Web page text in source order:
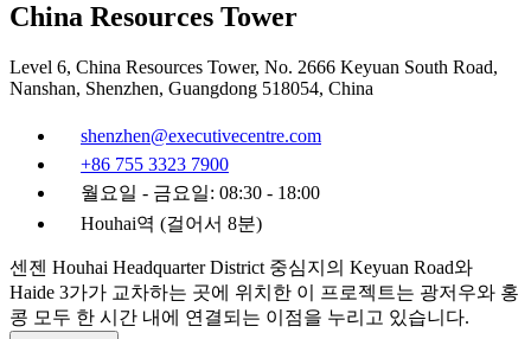
China Resources Tower
Level 6, China Resources Tower, No. 2666 Keyuan South Road,
Nanshan, Shenzhen, Guangdong 518054, China
shenzhen@executivecentre.com
+86 755 3323 7900
월요일 - 금요일: 08:30 - 18:00
Houhai역 (걸어서 8분)
센젠 Houhai Headquarter District 중심지의 Keyuan Road와
Haide 3가가 교차하는 곳에 위치한 이 프로젝트는 광저우와 홍
콩 모두 한 시간 내에 연결되는 이점을 누리고 있습니다.